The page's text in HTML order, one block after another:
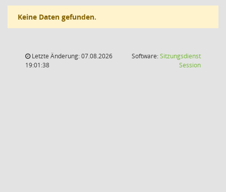
Keine Daten gefunden.
Letzte Änderung: 07.08.2026
19:01:38
Software:Sitzungsdienst
Session(Wird in